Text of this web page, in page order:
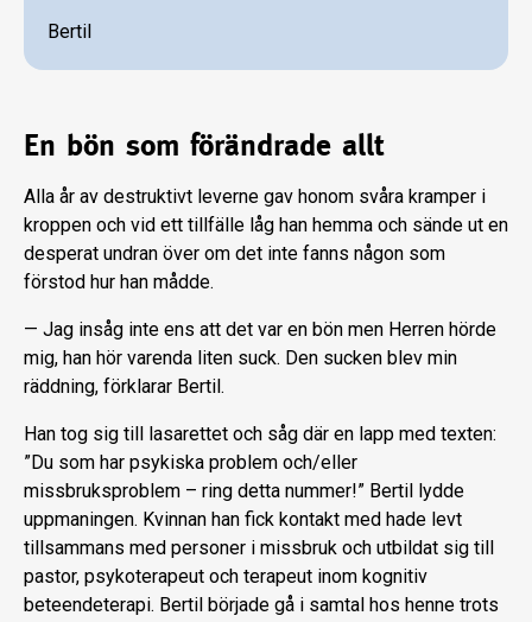
Bertil
En bön som förändrade allt
Alla år av destruktivt leverne gav honom svåra kram­per i
kroppen och vid ett tillfälle låg han hemma och sände ut en
desperat undran över om det inte fanns någon som
förstod hur han mådde.
— Jag insåg inte ens att det var en bön men Herren hörde
mig, han hör varenda liten suck. Den sucken blev min
räddning, förklarar Bertil.
Han tog sig till lasarettet och såg där en lapp med texten:
”Du som har psykiska problem och/eller
missbruksproblem – ring det­ta nummer!” Bertil lydde
uppmaningen. Kvinnan han fick kontakt med hade levt
tillsammans med personer i missbruk och utbildat sig till
pastor, psykoterapeut och terapeut inom kognitiv
beteendeterapi. Bertil började gå i samtal hos henne trots